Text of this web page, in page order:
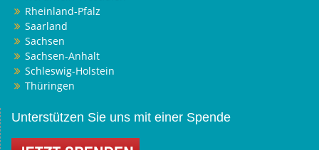
Rheinland-Pfalz
Saarland
Sachsen
Sachsen-Anhalt
Schleswig-Holstein
Thüringen
Unterstützen Sie uns mit einer Spende